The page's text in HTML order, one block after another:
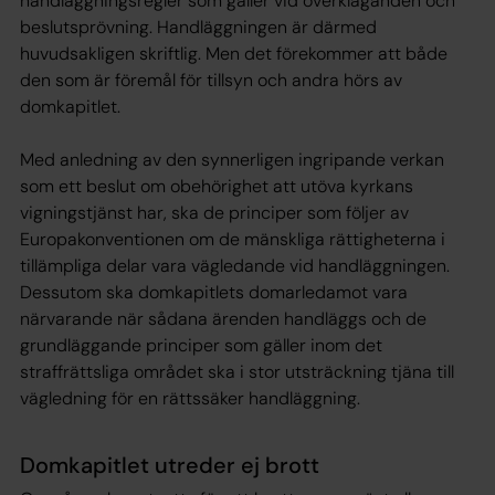
beslutsprövning. Handläggningen är därmed
huvudsakligen skriftlig. Men det förekommer att både
den som är föremål för tillsyn och andra hörs av
domkapitlet.
Med anledning av den synnerligen ingripande verkan
som ett beslut om obehörighet att utöva kyrkans
vigningstjänst har, ska de principer som följer av
Europakonventionen om de mänskliga rättigheterna i
tillämpliga delar vara vägledande vid handläggningen.
Dessutom ska domkapitlets domarledamot vara
närvarande när sådana ärenden handläggs och de
grundläggande principer som gäller inom det
straffrättsliga området ska i stor utsträckning tjäna till
vägledning för en rättssäker handläggning.
Domkapitlet utreder ej brott